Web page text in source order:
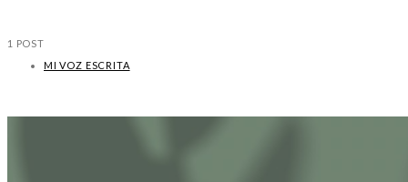
1 POST
MI VOZ ESCRITA